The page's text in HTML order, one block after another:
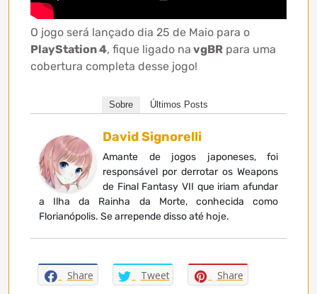
O jogo será lançado dia 25 de Maio para o
PlayStation 4, fique ligado na vgBR para uma
cobertura completa desse jogo!
Sobre Últimos Posts
David Signorelli
Amante de jogos japoneses, foi
responsável por derrotar os Weapons
de Final Fantasy VII que iriam afundar
a Ilha da Rainha da Morte, conhecida como
Florianópolis. Se arrepende disso até hoje.
Share Tweet Share